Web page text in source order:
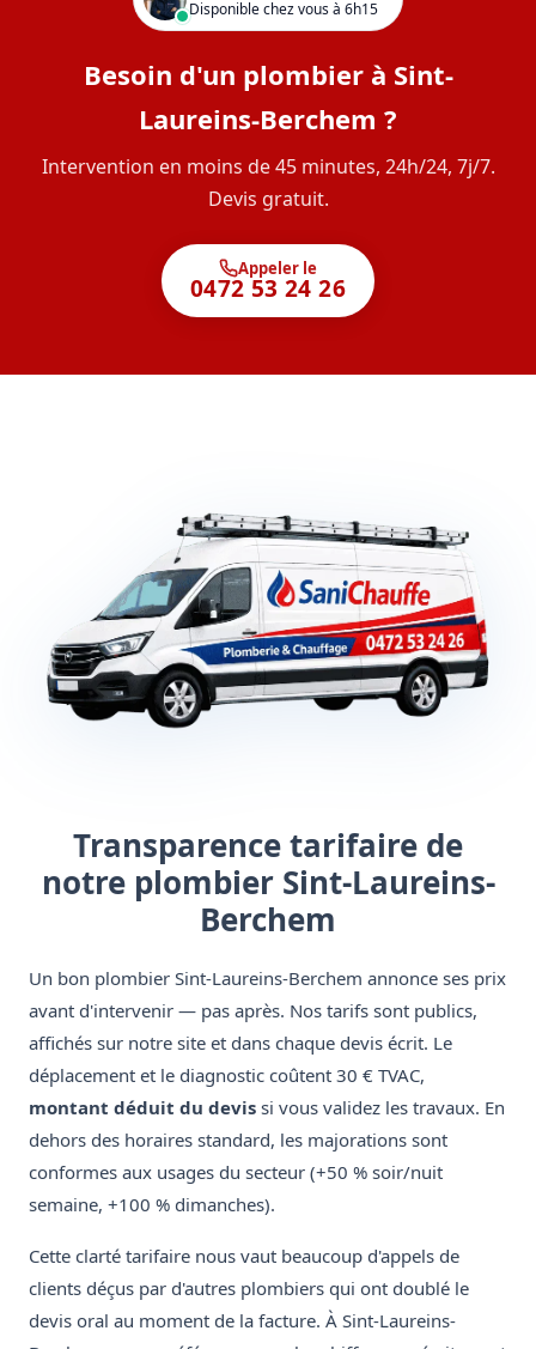
Disponible chez vous à 6h15
Besoin d'un plombier à Sint-
Laureins-Berchem ?
Intervention en moins de 45 minutes, 24h/24, 7j/7.
Devis gratuit.
Appeler le
0472 53 24 26
Transparence tarifaire de
notre plombier Sint-Laureins-
Berchem
Un bon plombier Sint-Laureins-Berchem annonce ses prix
avant d'intervenir — pas après. Nos tarifs sont publics,
affichés sur notre site et dans chaque devis écrit. Le
déplacement et le diagnostic coûtent 30 € TVAC,
montant déduit du devis si vous validez les travaux. En
dehors des horaires standard, les majorations sont
conformes aux usages du secteur (+50 % soir/nuit
semaine, +100 % dimanches).
Cette clarté tarifaire nous vaut beaucoup d'appels de
clients déçus par d'autres plombiers qui ont doublé le
devis oral au moment de la facture. À Sint-Laureins-